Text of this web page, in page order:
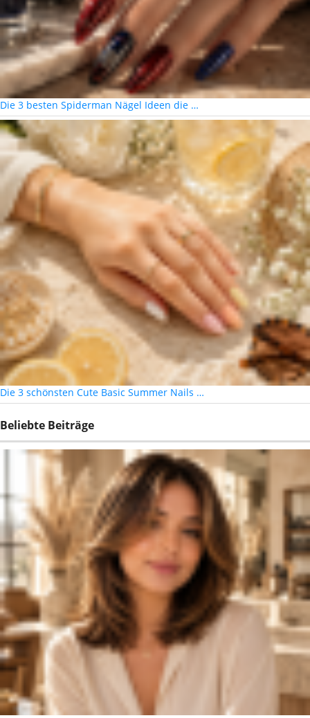
Die 3 besten Spiderman Nägel Ideen die …
Die 3 schönsten Cute Basic Summer Nails …
Beliebte Beiträge